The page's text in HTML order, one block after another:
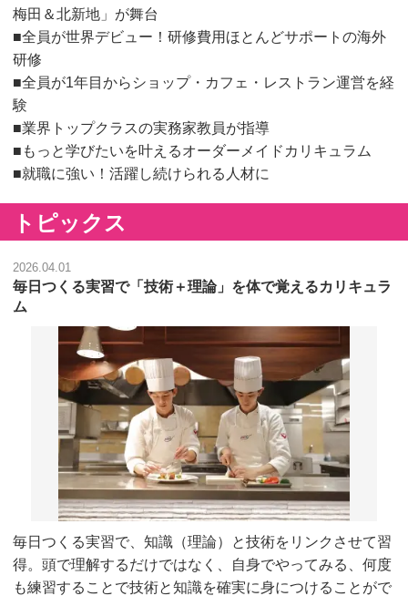
梅田＆北新地」が舞台
■全員が世界デビュー！研修費用ほとんどサポートの海外
研修
■全員が1年目からショップ・カフェ・レストラン運営を経
験
■業界トップクラスの実務家教員が指導
■もっと学びたいを叶えるオーダーメイドカリキュラム
■就職に強い！活躍し続けられる人材に
トピックス
2026.04.01
毎日つくる実習で「技術＋理論」を体で覚えるカリキュラ
ム
毎日つくる実習で、知識（理論）と技術をリンクさせて習
得。頭で理解するだけではなく、自身でやってみる、何度
も練習することで技術と知識を確実に身につけることがで